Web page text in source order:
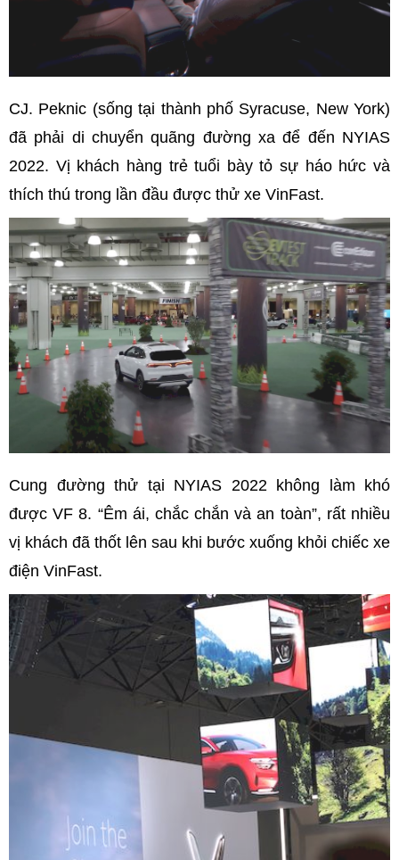
CJ. Peknic (sống tại thành phố Syracuse, New York)
đã phải di chuyển quãng đường xa để đến NYIAS
2022. Vị khách hàng trẻ tuổi bày tỏ sự háo hức và
thích thú trong lần đầu được thử xe VinFast.
Cung đường thử tại NYIAS 2022 không làm khó
được VF 8. “Êm ái, chắc chắn và an toàn”, rất nhiều
vị khách đã thốt lên sau khi bước xuống khỏi chiếc xe
điện VinFast.